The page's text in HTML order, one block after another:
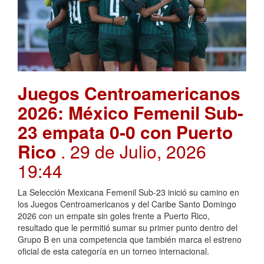
Juegos Centroamericanos
2026: México Femenil Sub-
23 empata 0-0 con Puerto
Rico . 29 de Julio, 2026
19:44
La Selección Mexicana Femenil Sub-23 inició su camino en
los Juegos Centroamericanos y del Caribe Santo Domingo
2026 con un empate sin goles frente a Puerto Rico,
resultado que le permitió sumar su primer punto dentro del
Grupo B en una competencia que también marca el estreno
oficial de esta categoría en un torneo internacional.